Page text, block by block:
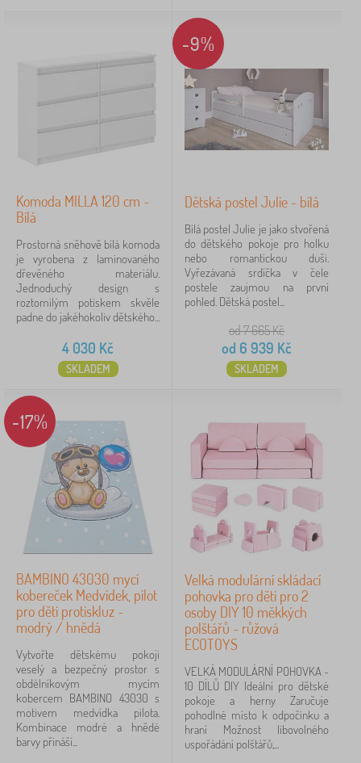
místo, kde si vyberete. Podle potřeby, stylu i místa,
které vám ještě v dětském pokoji zbylo.
Štítky
Pohádkové postavy
Zrušit FILTROVÁNÍ
Komoda MILLA 120 cm -
Bílá
Prostorná sněhově bílá komoda
je vyrobena z laminovaného
dřevěného materiálu.
Jednoduchý design s
roztomilým potiskem skvěle
padne do jakéhokoliv dětského...
4 030 Kč
SKLADEM
-9%
Dětská postel Julie - bílá
Bílá postel Julie je jako stvořená
do dětského pokoje pro holku
nebo romantickou duši.
Vyřezávaná srdíčka v čele
postele zaujmou na první
pohled. Dětská postel...
od 7 665Kč
od 6 939 Kč
SKLADEM
-17%
BAMBINO 43030 mycí
kobereček Medvídek, pilot
pro děti protiskluz -
modrý / hnědá
Vytvořte dětskému pokoji
veselý a bezpečný prostor s
obdélníkovým mycím
kobercem BAMBINO 43030 s
motivem medvídka pilota.
Kombinace modré a hnědé
barvy přináší...
Velká modulární skládací
pohovka pro děti pro 2
osoby DIY 10 měkkých
polštářů - růžová
ECOTOYS
VELKÁ MODULÁRNÍ POHOVKA -
10 DÍLŮ DIY Ideální pro dětské
pokoje a herny Zaručuje
pohodlné místo k odpočinku a
hraní Možnost libovolného
uspořádání polštářů,...